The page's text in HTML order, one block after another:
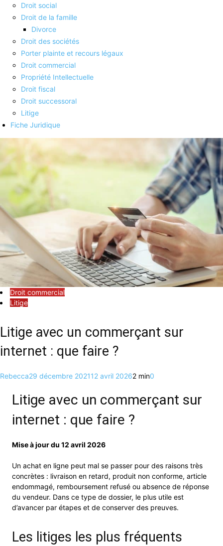
Droit social
Droit de la famille
Divorce
Droit des sociétés
Porter plainte et recours légaux
Droit commercial
Propriété Intellectuelle
Droit fiscal
Droit successoral
Litige
Fiche Juridique
Droit commercial
Litige
Litige avec un commerçant sur
internet : que faire ?
Rebecca29 décembre 202112 avril 20262 min0
Litige avec un commerçant sur
internet : que faire ?
Mise à jour du 12 avril 2026
Un achat en ligne peut mal se passer pour des raisons très
concrètes : livraison en retard, produit non conforme, article
endommagé, remboursement refusé ou absence de réponse
du vendeur. Dans ce type de dossier, le plus utile est
d’avancer par étapes et de conserver des preuves.
Les litiges les plus fréquents